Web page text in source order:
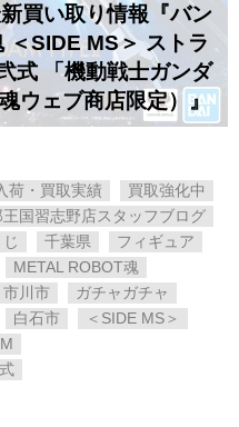
買い取り情報『バン
SIDE ​MS＞ ​ストラ
式 ​「機動戦士ガンダ
ウェブ商店限定）』
荷・買取実績
買取強化中
国習志野店スタッフブログ
千葉県
フィギュア
METAL ​ROBOT魂
市川市
ガチャガチャ
白石市
＜SIDE ​MS＞